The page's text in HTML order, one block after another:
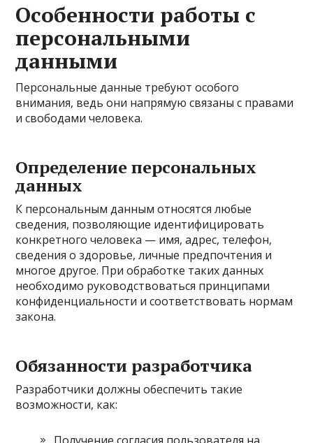
Особенности работы с
персональными
данными
Персональные данные требуют особого
внимания, ведь они напрямую связаны с правами
и свободами человека.
Определение персональных
данных
К персональным данным относятся любые
сведения, позволяющие идентифицировать
конкретного человека — имя, адрес, телефон,
сведения о здоровье, личные предпочтения и
многое другое. При обработке таких данных
необходимо руководствоваться принципами
конфиденциальности и соответствовать нормам
закона.
Обязанности разработчика
Разработчики должны обеспечить такие
возможности, как: